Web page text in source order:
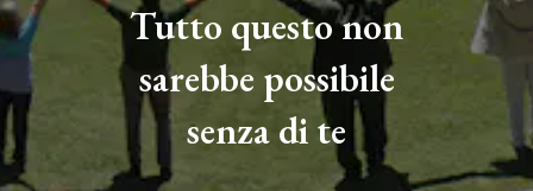
Tutto questo non
sarebbe possibile
senza di te